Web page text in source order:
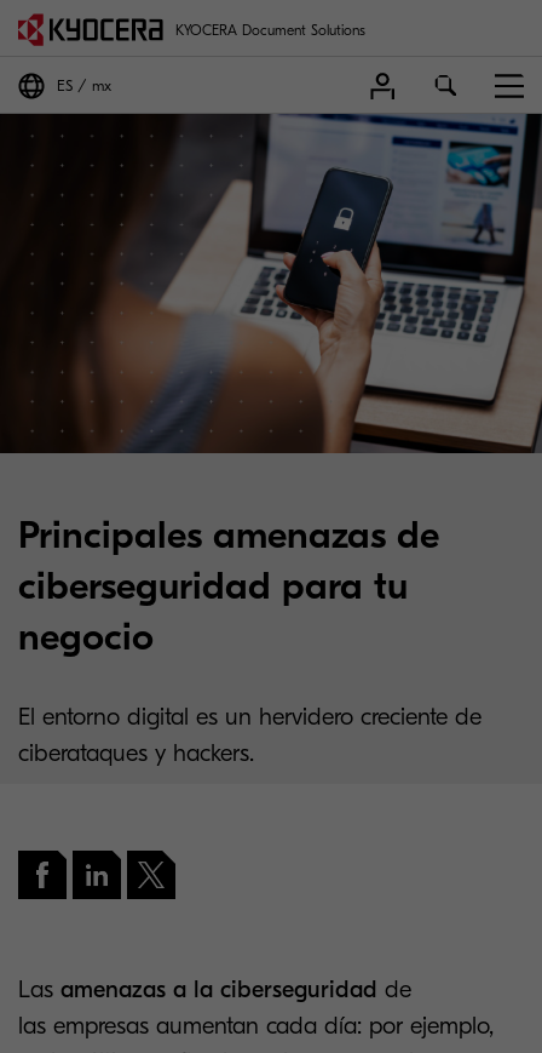
KYOCERA Document Solutions
ES mx
Principales amenazas de
ciberseguridad para tu
negocio
El entorno digital es un hervidero creciente de
ciberataques y hackers.
Las amenazas a la ciberseguridad de
las empresas aumentan cada día: por ejemplo,